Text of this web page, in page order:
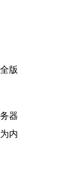
版
器
内